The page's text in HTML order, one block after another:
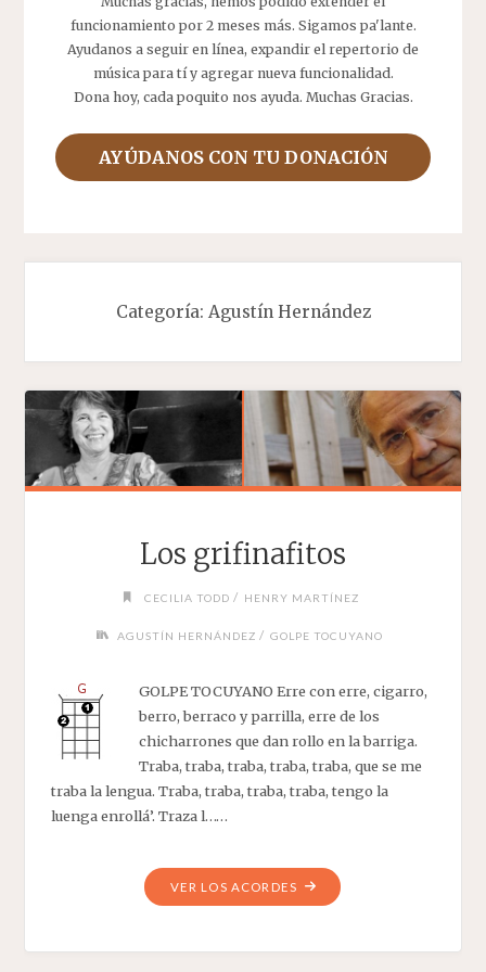
funcionamiento por 2 meses más. Sigamos pa'lante.
Ayudanos a seguir en línea, expandir el repertorio de
música para tí y agregar nueva funcionalidad.
Dona hoy, cada poquito nos ayuda. Muchas Gracias.
AYÚDANOS CON TU DONACIÓN
Categoría: Agustín Hernández
Los grifinafitos
CECILIA TODD / HENRY MARTÍNEZ
AGUSTÍN HERNÁNDEZ / GOLPE TOCUYANO
GOLPE TOCUYANO Erre con erre, cigarro,
berro, berraco y parrilla, erre de los
chicharrones que dan rollo en la barriga.
Traba, traba, traba, traba, traba, que se me
traba la lengua. Traba, traba, traba, traba, tengo la
luenga enrollá’. Traza l……
VER LOS ACORDES"LOS